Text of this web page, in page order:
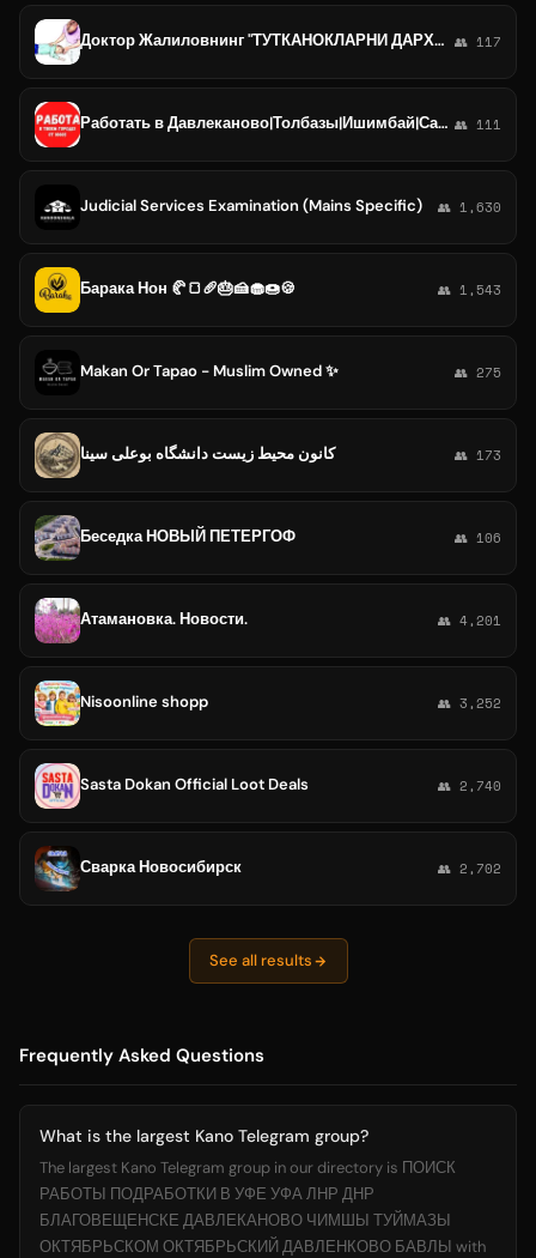
Доктор Жалиловнинг "ТУТКАНОКЛАРНИ ДАРХОЛ ТУХТАТИШ" автор лик услуби 👥 117
Работать в Давлеканово|Толбазы|Ишимбай|Салавате|Мелеузе|Кумертау|Белебей|Поронайске|Холмске|Светлый|Приморске|Балтийске 👥 111
Judicial Services Examination (Mains Specific) 👥 1,630
Барака Нон 🥐🍞🥖🎂🍰🧁🍩🍪 👥 1,543
Makan Or Tapao - Muslim Owned ✨ 👥 275
کانون محیط زیست دانشگاه بوعلی سینا 👥 173
Беседка НОВЫЙ ПЕТЕРГОФ 👥 106
Атамановка. Новости. 👥 4,201
Nisoonline shopp 👥 3,252
Sasta Dokan Official Loot Deals 👥 2,740
Сварка Новосибирск 👥 2,702
See all results
Frequently Asked Questions
What is the largest Kano Telegram group?
The largest Kano Telegram group in our directory is ПОИСК
РАБОТЫ ПОДРАБОТКИ В УФЕ УФА ЛНР ДНР
БЛАГОВЕЩЕНСКЕ ДАВЛЕКАНОВО ЧИМШЫ ТУЙМАЗЫ
ОКТЯБРЬСКОМ ОКТЯБРЬСКИЙ ДАВЛЕНКОВО БАВЛЫ with